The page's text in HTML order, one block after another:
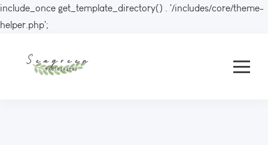
include_once get_template_directory() . '/includes/core/theme-
helper.php';